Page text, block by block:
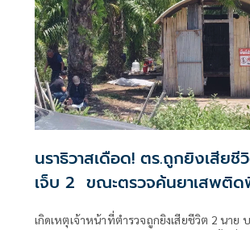
นราธิวาสเดือด! ตร.ถูกยิงเสีย
เจ็บ 2 ขณะตรวจค้นยาเสพติ
เกิดเหตุเจ้าหน้าที่ตำรวจถูกยิงเสียชีวิต 2 นาย